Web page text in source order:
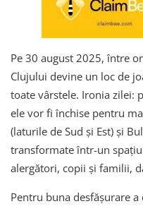
Pe 30 august 2025, între
Clujului devine un loc de
toate vârstele. Ironia zilei:
ele vor fi închise pentru
(laturile de Sud și Est) și
transformate într-un
alergători, copii și familii,
Pentru buna desfășurare